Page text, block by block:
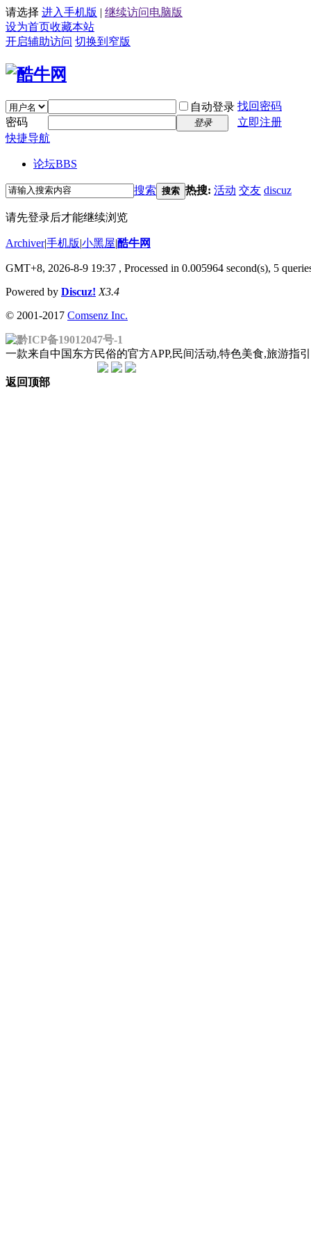
请选择 进入手机版 | 继续访问电脑版
设为首页收藏本站
开启辅助访问 切换到窄版
自动登录 找回密码
密码
登录
立即注册
快捷导航
论坛BBS
搜索 搜索 热搜: 活动 交友 discuz
请先登录后才能继续浏览
Archiver|手机版|小黑屋|酷牛网
GMT+8, 2026-8-9 19:37 , Processed in 0.005964 second(s), 5
Powered by Discuz! X3.4
© 2001-2017 Comsenz Inc.
黔ICP备19012047号-1
一款来自中国东方民俗的官方APP,民间活动,特色美食,旅游
返回顶部